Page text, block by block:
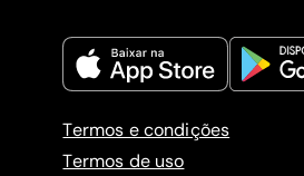
Termos e condições
Termos de uso